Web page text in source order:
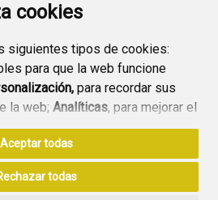
cookies
siguientes tipos de cookies:
para que la web funcione
para recordar sus
la web; Analíticas, para mejorar el
y sus servicios.
“Aceptar todas”
su uso. Si pulsa el botón
Aceptar todas
todas